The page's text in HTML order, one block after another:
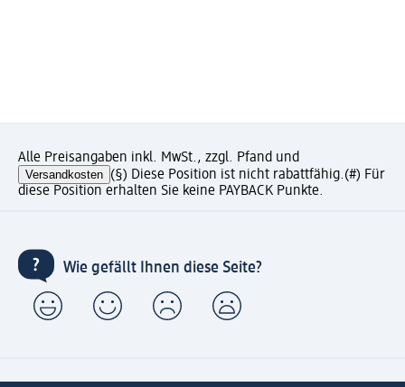
Alle Preisangaben inkl. MwSt., zzgl. Pfand und
Versandkosten (§) Diese Position ist nicht rabattfähig.(#) Für
diese Position erhalten Sie keine PAYBACK Punkte.
Wie gefällt Ihnen diese Seite?